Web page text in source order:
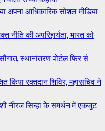
अपना आधिकारिक सोशल मीडिया
की अपरिहार्यता, भारत को
स्थानांतरण पोर्टल फिर से
किया रक्तदान शिविर, महासचिव ने
नीरज सिन्हा के समर्थन में एकजुट